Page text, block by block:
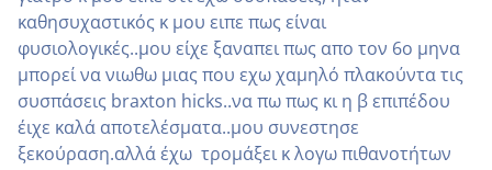
καθησυχαστικός κ μου ειπε πως είναι
φυσιολογικές..μου είχε ξαναπει πως απο τον 6ο μηνα
μπορεί να νιωθω μιας που εχω χαμηλό πλακούντα τις
συσπάσεις braxton hicks..να πω πως κι η β επιπέδου
έιχε καλά αποτελέσματα..μου συνεστησε
ξεκούραση.αλλά έχω τρομάξει κ λογω πιθανοτήτων